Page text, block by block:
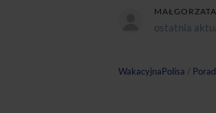
ostatnia
WakacyjnaPolisa /